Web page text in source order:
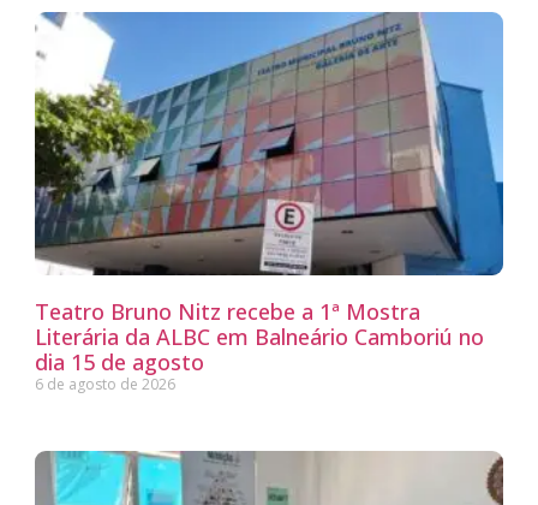
Teatro Bruno Nitz recebe a 1ª Mostra
Literária da ALBC em Balneário Camboriú no
dia 15 de agosto
6 de agosto de 2026